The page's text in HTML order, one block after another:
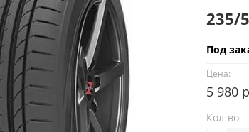
235/
Под
Цена:
5 980
Кол-во